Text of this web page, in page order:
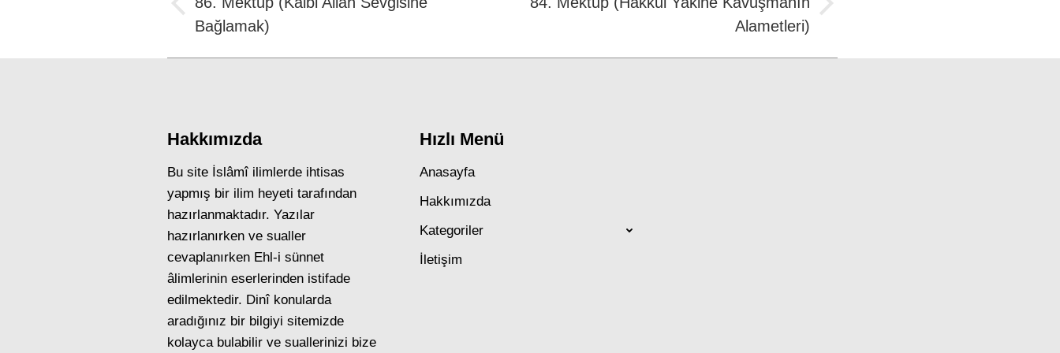
Previous
post:
Bağlamak)
Next
Alametleri)
Hakkımızda
Bu site İslâmî ilimlerde ihtisas
yapmış bir ilim heyeti tarafından
hazırlanmaktadır. Yazılar
hazırlanırken ve sualler
cevaplanırken Ehl-i sünnet
âlimlerinin eserlerinden istifade
edilmektedir. Dinî konularda
aradığınız bir bilgiyi sitemizde
kolayca bulabilir ve suallerinizi bize
Hızlı Menü
Anasayfa
Hakkımızda
Kategoriler
İletişim